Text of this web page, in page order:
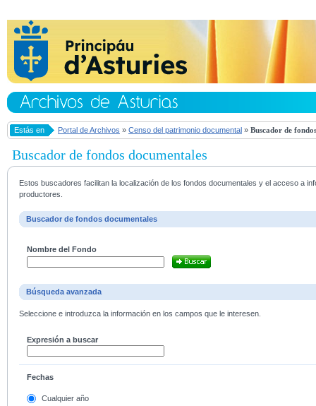
Estás en Portal de Archivos » Censo del patrimonio documental » Buscador de
Buscador de fondos documentales
Estos buscadores facilitan la localización de los fondos documentales y el acceso a
productores.
Buscador de fondos documentales
Nombre del Fondo
Búsqueda avanzada
Seleccione e introduzca la información en los campos que le interesen.
Expresión a buscar
Fechas
Cualquier año